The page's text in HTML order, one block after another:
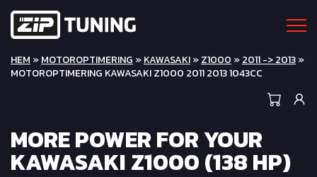
HEM »MOTOROPTIMERING »KAWASAKI»Z1000 »2011 -> 2013»
MOTOROPTIMERING KAWASAKI Z1000 2011 2013 1043CC
MORE POWER FOR YOUR
KAWASAKI Z1000 (138 HP)